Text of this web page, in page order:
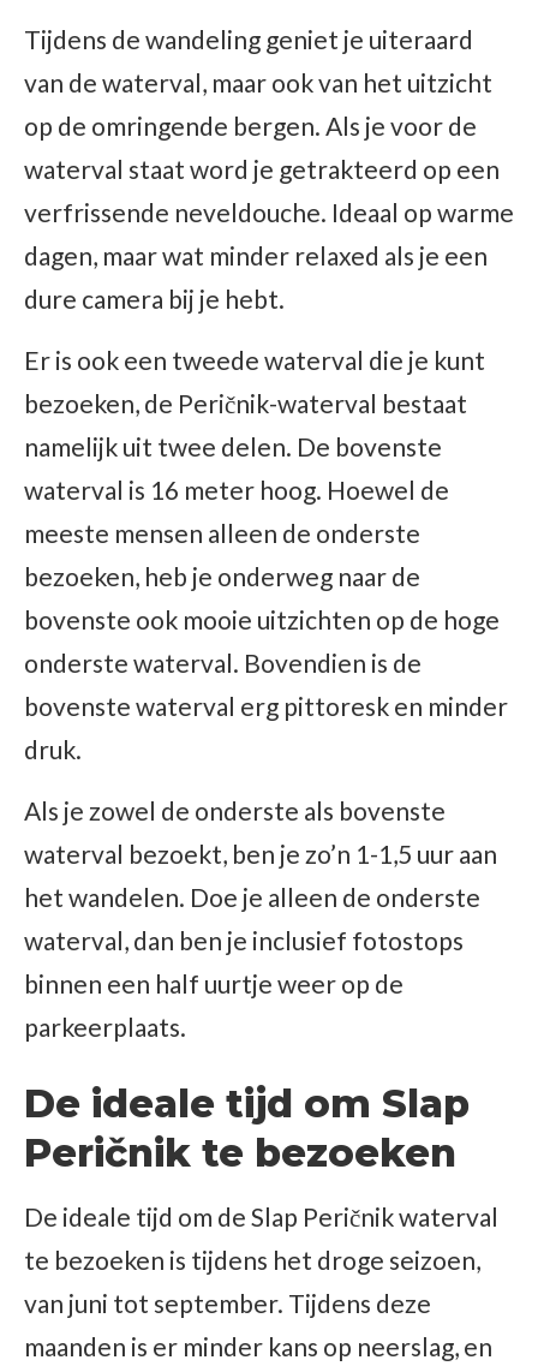
Tijdens de wandeling geniet je uiteraard
van de waterval, maar ook van het uitzicht
op de omringende bergen. Als je voor de
waterval staat word je getrakteerd op een
verfrissende neveldouche. Ideaal op warme
dagen, maar wat minder relaxed als je een
dure camera bij je hebt.
Er is ook een tweede waterval die je kunt
bezoeken, de Peričnik-waterval bestaat
namelijk uit twee delen. De bovenste
waterval is 16 meter hoog. Hoewel de
meeste mensen alleen de onderste
bezoeken, heb je onderweg naar de
bovenste ook mooie uitzichten op de hoge
onderste waterval. Bovendien is de
bovenste waterval erg pittoresk en minder
druk.
Als je zowel de onderste als bovenste
waterval bezoekt, ben je zo’n 1-1,5 uur aan
het wandelen. Doe je alleen de onderste
waterval, dan ben je inclusief fotostops
binnen een half uurtje weer op de
parkeerplaats.
De ideale tijd om Slap
Peričnik te bezoeken
De ideale tijd om de Slap Peričnik waterval
te bezoeken is tijdens het droge seizoen,
van juni tot september. Tijdens deze
maanden is er minder kans op neerslag, en